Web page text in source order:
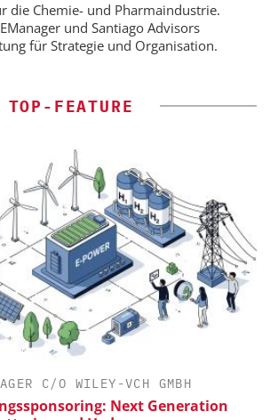
die Chemie- und Pharmaindustrie.
und Santiago Advisors
für Strategie und Organisation.
TOP-FEATURE
C/O WILEY-VCH GMBH
Next Generation